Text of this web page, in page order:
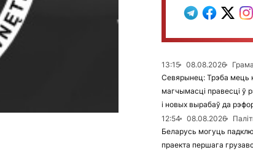
13:15 08.08.2026
Севярынец: Трэба мець
магчымасці правесці ў
і новых вырабаў да
12:54
08.08.2026
Беларусь могуць
праекта першага